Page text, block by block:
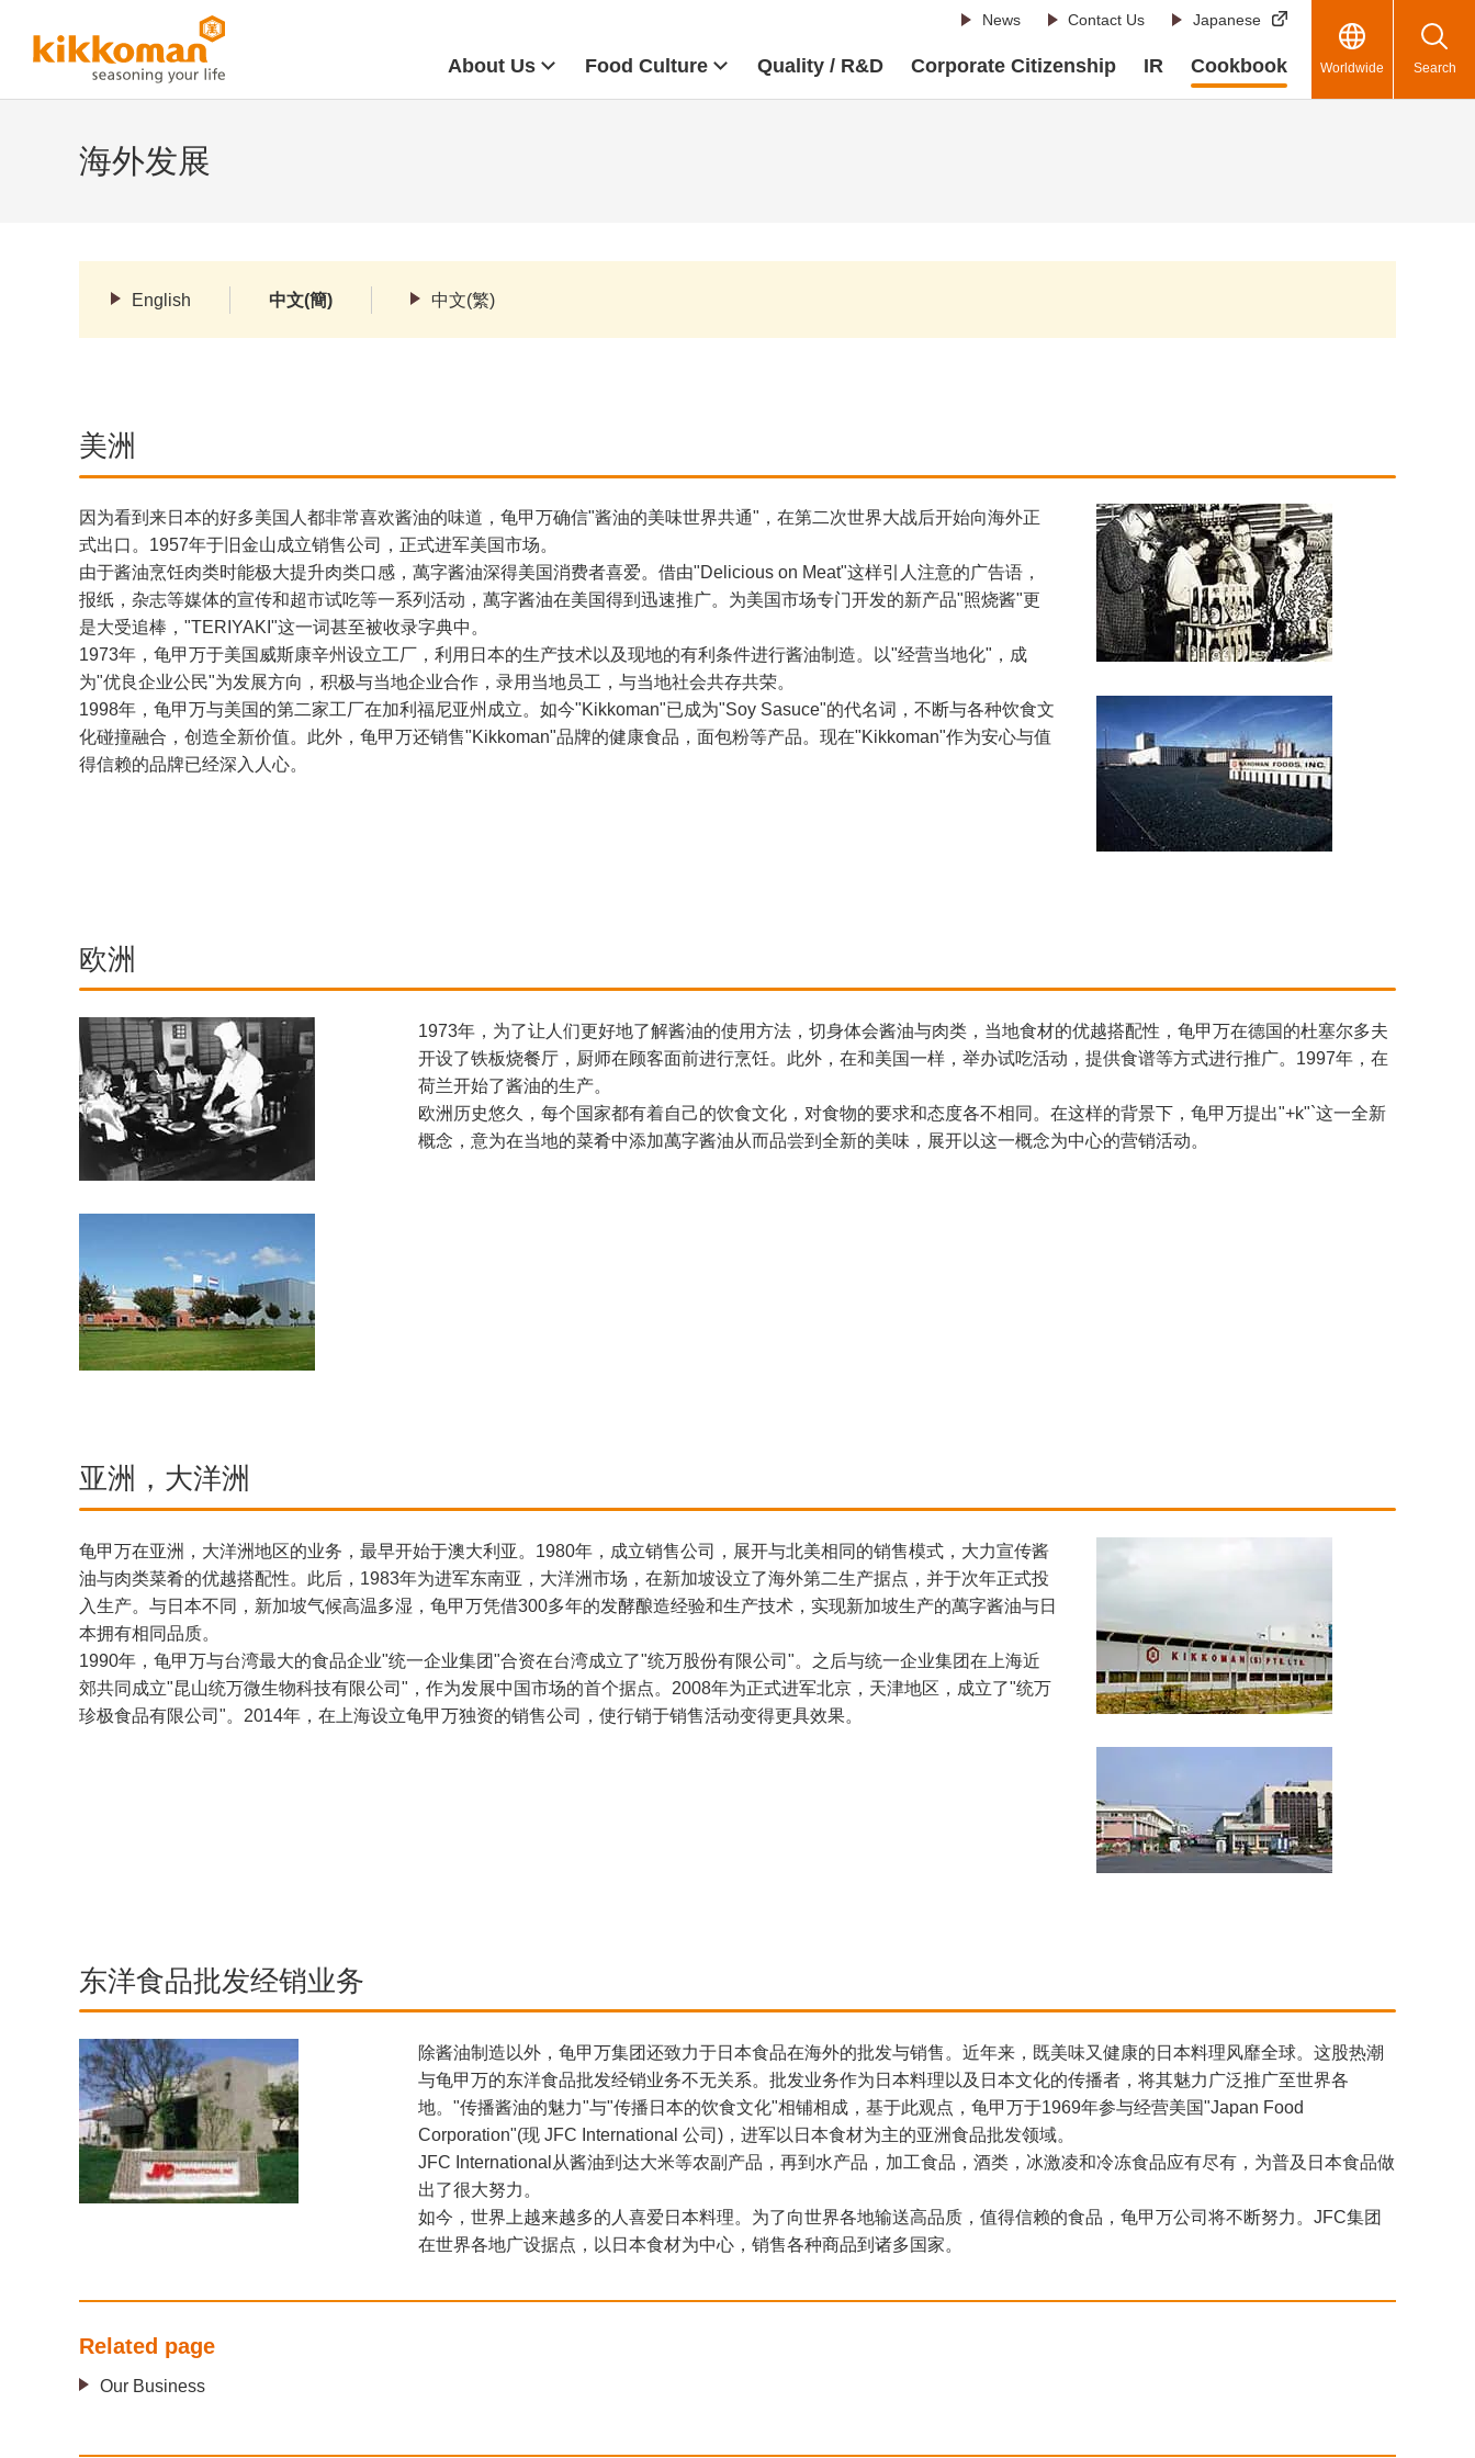
News Contact Us Japanese
About Us Food Culture Quality / R&D Corporate Citizenship IR Cookbook Worldwide Search
海外发展
English 中文(簡) 中文(繁)
美洲
因为看到来日本的好多美国人都非常喜欢酱油的味道，龟甲万确信"酱油的美味世界共通"，在第二次世界大战后开始向海外正
式出口。1957年于旧金山成立销售公司，正式进军美国市场。
由于酱油烹饪肉类时能极大提升肉类口感，萬字酱油深得美国消费者喜爱。借由"Delicious on Meat"这样引人注意的广告语，
报纸，杂志等媒体的宣传和超市试吃等一系列活动，萬字酱油在美国得到迅速推广。为美国市场专门开发的新产品"照烧酱"更
是大受追棒，"TERIYAKI"这一词甚至被收录字典中。
1973年，龟甲万于美国威斯康辛州设立工厂，利用日本的生产技术以及现地的有利条件进行酱油制造。以"经营当地化"，成
为"优良企业公民"为发展方向，积极与当地企业合作，录用当地员工，与当地社会共存共荣。
1998年，龟甲万与美国的第二家工厂在加利福尼亚州成立。如今"Kikkoman"已成为"Soy Sasuce"的代名词，不断与各种饮食文
化碰撞融合，创造全新价值。此外，龟甲万还销售"Kikkoman"品牌的健康食品，面包粉等产品。现在"Kikkoman"作为安心与值
得信赖的品牌已经深入人心。
欧洲
1973年，为了让人们更好地了解酱油的使用方法，切身体会酱油与肉类，当地食材的优越搭配性，龟甲万在德国的杜塞尔多夫
开设了铁板烧餐厅，厨师在顾客面前进行烹饪。此外，在和美国一样，举办试吃活动，提供食谱等方式进行推广。1997年，在
荷兰开始了酱油的生产。
欧洲历史悠久，每个国家都有着自己的饮食文化，对食物的要求和态度各不相同。在这样的背景下，龟甲万提出"+k"`这一全新
概念，意为在当地的菜肴中添加萬字酱油从而品尝到全新的美味，展开以这一概念为中心的营销活动。
亚洲，大洋洲
龟甲万在亚洲，大洋洲地区的业务，最早开始于澳大利亚。1980年，成立销售公司，展开与北美相同的销售模式，大力宣传酱
油与肉类菜肴的优越搭配性。此后，1983年为进军东南亚，大洋洲市场，在新加坡设立了海外第二生产据点，并于次年正式投
入生产。与日本不同，新加坡气候高温多湿，龟甲万凭借300多年的发酵酿造经验和生产技术，实现新加坡生产的萬字酱油与日
本拥有相同品质。
1990年，龟甲万与台湾最大的食品企业"统一企业集团"合资在台湾成立了"统万股份有限公司"。之后与统一企业集团在上海近
郊共同成立"昆山统万微生物科技有限公司"，作为发展中国市场的首个据点。2008年为正式进军北京，天津地区，成立了"统万
珍极食品有限公司"。2014年，在上海设立龟甲万独资的销售公司，使行销于销售活动变得更具效果。
东洋食品批发经销业务
除酱油制造以外，龟甲万集团还致力于日本食品在海外的批发与销售。近年来，既美味又健康的日本料理风靡全球。这股热潮
与龟甲万的东洋食品批发经销业务不无关系。批发业务作为日本料理以及日本文化的传播者，将其魅力广泛推广至世界各
地。"传播酱油的魅力"与"传播日本的饮食文化"相铺相成，基于此观点，龟甲万于1969年参与经营美国"Japan Food
Corporation"(现 JFC International 公司)，进军以日本食材为主的亚洲食品批发领域。
JFC International从酱油到达大米等农副产品，再到水产品，加工食品，酒类，冰激凌和冷冻食品应有尽有，为普及日本食品做
出了很大努力。
如今，世界上越来越多的人喜爱日本料理。为了向世界各地输送高品质，值得信赖的食品，龟甲万公司将不断努力。JFC集团
在世界各地广设据点，以日本食材为中心，销售各种商品到诸多国家。
Related page
Our Business